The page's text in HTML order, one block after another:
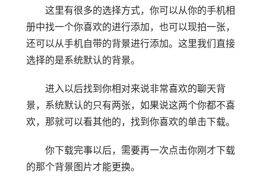
这里有很多的选择方式，你可以从你的手机相
册中找一个你喜欢的进行添加，也可以现拍一张，
还可以从手机自带的背景进行添加。这里我们直接
选择的是系统默认的背景。
进入以后找到你相对来说非常喜欢的聊天背
景，系统默认的只有两张，如果说这两个你都不喜
欢，那就可以看其他的，找到你喜欢的单击下载。
你下载完事以后，需要再一次点击你刚才下载
的那个背景图片才能更换。